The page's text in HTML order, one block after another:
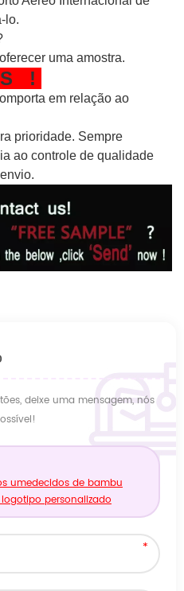
lo.
uma amostra.
!
em relação ao
prioridade. Sempre
ao controle de qualidade
deixe uma mensagem, nós
umedecidos de bambu
personalizado